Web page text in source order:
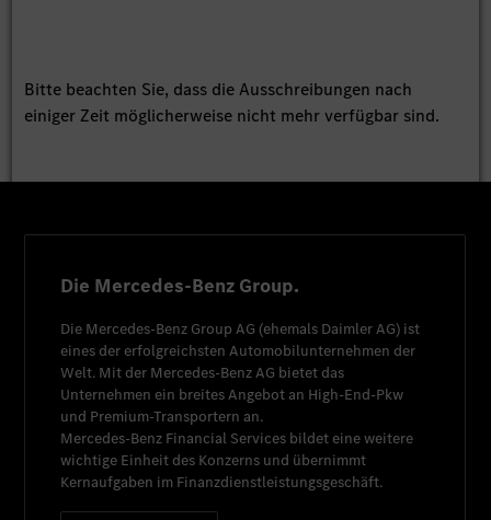
Bitte beachten Sie, dass die Ausschreibungen nach
einiger Zeit möglicherweise nicht mehr verfügbar sind.
Die Mercedes-Benz Group.
Die Mercedes-Benz Group AG (ehemals Daimler AG) ist
eines der erfolgreichsten Automobilunternehmen der
Welt. Mit der Mercedes-Benz AG bietet das
Unternehmen ein breites Angebot an High-End-Pkw
und Premium-Transportern an.
Mercedes-Benz Financial Services bildet eine weitere
wichtige Einheit des Konzerns und übernimmt
Kernaufgaben im Finanzdienstleistungsgeschäft.